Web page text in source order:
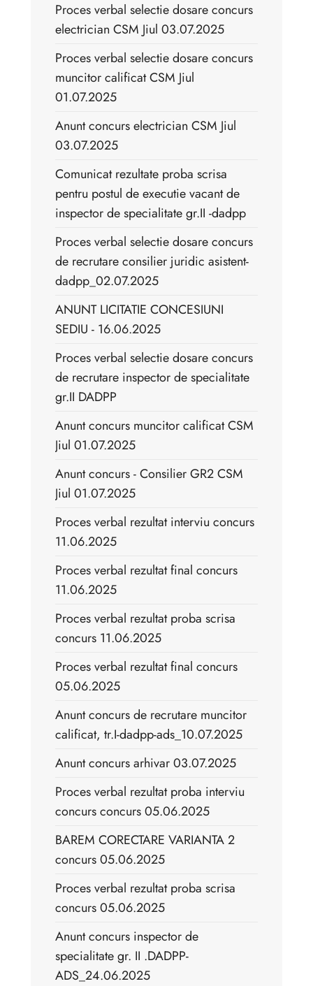
Proces verbal selectie dosare concurs
electrician CSM Jiul 03.07.2025
Proces verbal selectie dosare concurs
muncitor calificat CSM Jiul
01.07.2025
Anunt concurs electrician CSM Jiul
03.07.2025
Comunicat rezultate proba scrisa
pentru postul de executie vacant de
inspector de specialitate gr.II -dadpp
Proces verbal selectie dosare concurs
de recrutare consilier juridic asistent-
dadpp_02.07.2025
ANUNT LICITATIE CONCESIUNI
SEDIU - 16.06.2025
Proces verbal selectie dosare concurs
de recrutare inspector de specialitate
gr.II DADPP
Anunt concurs muncitor calificat CSM
Jiul 01.07.2025
Anunt concurs - Consilier GR2 CSM
Jiul 01.07.2025
Proces verbal rezultat interviu concurs
11.06.2025
Proces verbal rezultat final concurs
11.06.2025
Proces verbal rezultat proba scrisa
concurs 11.06.2025
Proces verbal rezultat final concurs
05.06.2025
Anunt concurs de recrutare muncitor
calificat, tr.I-dadpp-ads_10.07.2025
Anunt concurs arhivar 03.07.2025
Proces verbal rezultat proba interviu
concurs concurs 05.06.2025
BAREM CORECTARE VARIANTA 2
concurs 05.06.2025
Proces verbal rezultat proba scrisa
concurs 05.06.2025
Anunt concurs inspector de
specialitate gr. II .DADPP-
ADS_24.06.2025